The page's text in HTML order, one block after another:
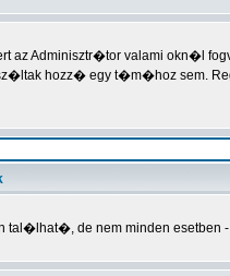
az Adminisztr�tor valami okn�l
hozz� egy t�m�hoz sem.
tal�lhat�, de nem minden